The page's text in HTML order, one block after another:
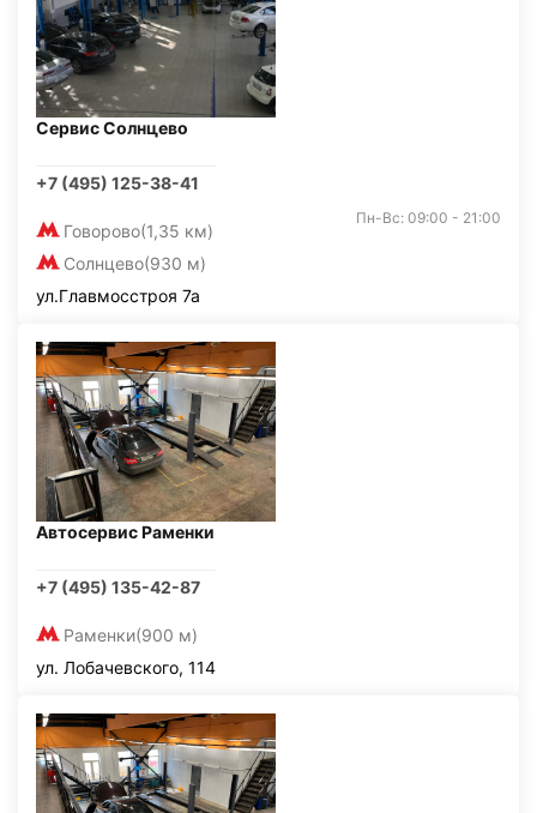
Сервис Солнцево
+7 (495) 125-38-41
Говорово(1,35 км)
Солнцево(930 м)
Пн-Вс: 09:00 - 21:00
ул.Главмосстроя 7а
Автосервис Раменки
+7 (495) 135-42-87
Раменки(900 м)
ул. Лобачевского, 114